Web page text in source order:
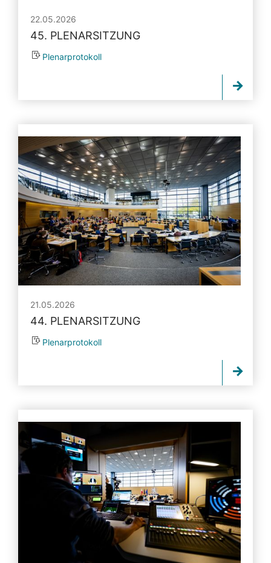
22.05.2026
45. PLENARSITZUNG
Plenarprotokoll
21.05.2026
44. PLENARSITZUNG
Plenarprotokoll